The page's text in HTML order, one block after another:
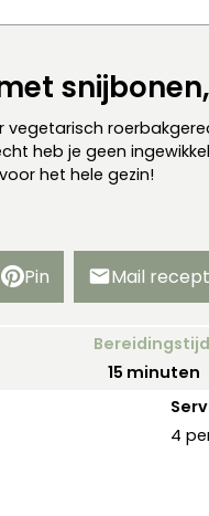
vegetarisch
heb je geen
het hele gezin!
Pin Mail recept
15minuten
minuten
4